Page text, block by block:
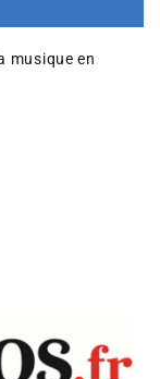
musique en